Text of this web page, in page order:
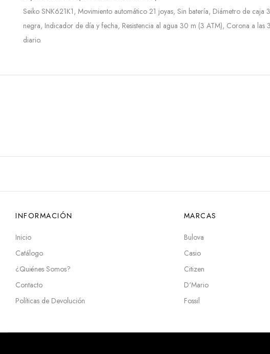
Seiko SNK621K1, Movimiento automático 21 joyas, Sin batería, Diámetro de
negra, Indicador de día y fecha, Resistencia al agua 30 m (3 ATM), Corona a
diario.
INFORMACIÓN
Inicio
Catálogo
¿Quiénes Somos?
Contacto
Políticas de Devolución
MARCAS
Bulova
Casio
Citizen
D'Mario
Fossil